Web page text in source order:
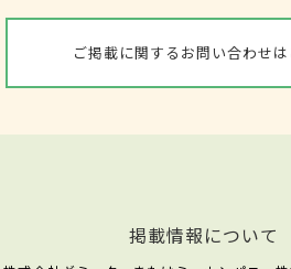
ご掲載に関するお問い合わせは
掲載情報について